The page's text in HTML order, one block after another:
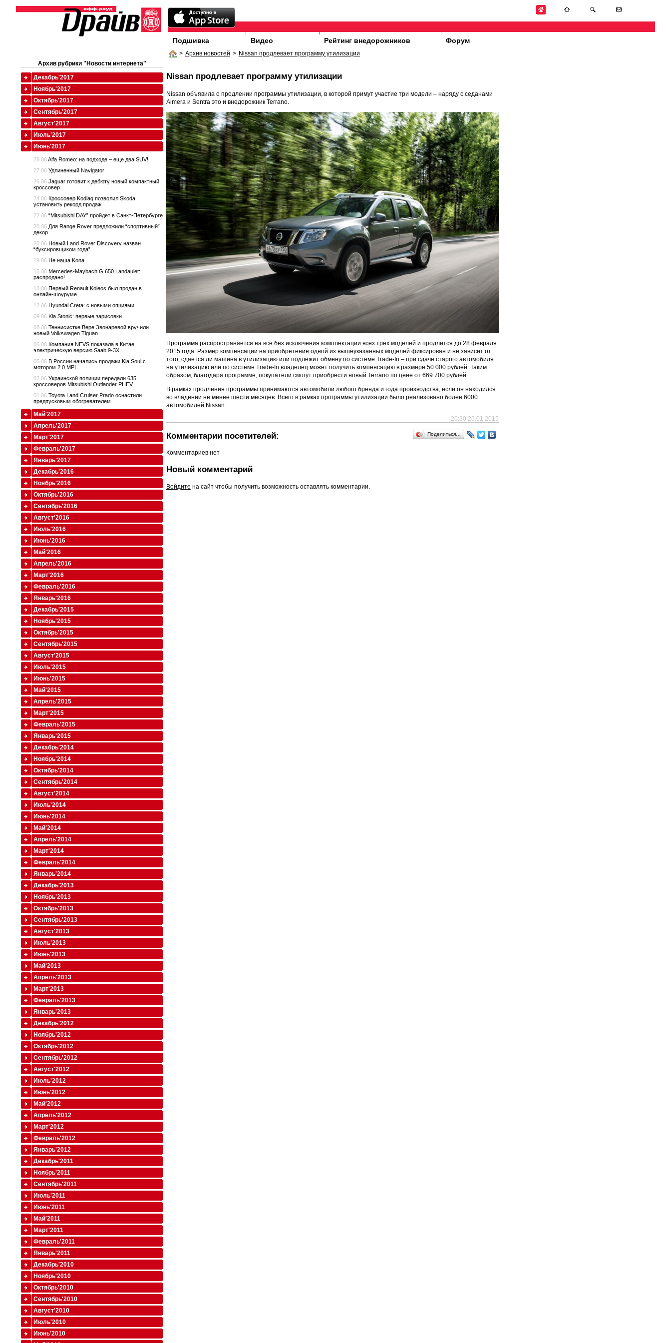
Подшивка Видео Рейтинг внедорожников Форум
> Архив новостей > Nissan продлевает программу утилизации
Nissan продлевает программу утилизации
Nissan объявила о продлении программы утилизации, в которой примут участие три модели – наряду с седанами
Almera и Sentra это и внедорожник Terrano.
Программа распространяется на все без исключения комплектации всех трех моделей и продлится до 28 февраля
2015 года. Размер компенсации на приобретение одной из вышеуказанных моделей фиксирован и не зависит от
того, сдается ли машина в утилизацию или подлежит обмену по системе Trade-In – при сдаче старого автомобиля
на утилизацию или по системе Trade-In владелец может получить компенсацию в размере 50.000 рублей. Таким
образом, благодаря программе, покупатели смогут приобрести новый Terrano по цене от 669.700 рублей.
В рамках продления программы принимаются автомобили любого бренда и года производства, если он находился
во владении не менее шести месяцев. Всего в рамках программы утилизации было реализовано более 6000
автомобилей Nissan.
20:30 26.01.2015
Поделиться…
Комментарии посетителей:
Комментариев нет
Новый комментарий
Войдите на сайт чтобы получить возможность оставлять комментарии.
Архив рубрики "Новости интернета"
Декабрь'2017
Ноябрь'2017
Октябрь'2017
Сентябрь'2017
Август'2017
Июль'2017
Июнь'2017
28.06Alfa Romeo: на подходе – еще два SUV!
27.06 Удлиненный Navigator
26.06 Jaguar готовит к дебюту новый компактный
кроссовер
24.06 Кроссовер Kodiaq позволил Skoda
установить рекорд продаж
22.06 “Mitsubishi DAY” пройдет в Санкт-Петербурге
20.06 Для Range Rover предложили “спортивный”
декор
20.06 Новый Land Rover Discovery назван
“буксировщиком года”
19.06 Не наша Kona
15.06 Mercedes-Maybach G 650 Landaulet:
распродано!
13.06 Первый Renault Koleos был продан в
онлайн-шоуруме
12.06 Hyundai Creta: с новыми опциями
09.06 Kia Stonic: первые зарисовки
08.06 Теннисистке Вере Звонаревой вручили
новый Volkswagen Tiguan
06.06 Компания NEVS показала в Китае
электрическую версию Saab 9-3X
05.06 В России начались продажи Kia Soul с
мотором 2.0 MPI
02.06 Украинской полиции передали 635
кроссоверов Mitsubishi Outlander PHEV
01.06 Toyota Land Cruiser Prado оснастили
предпусковым обогревателем
Май'2017
Апрель'2017
Март'2017
Февраль'2017
Январь'2017
Декабрь'2016
Ноябрь'2016
Октябрь'2016
Сентябрь'2016
Август'2016
Июль'2016
Июнь'2016
Май'2016
Апрель'2016
Март'2016
Февраль'2016
Январь'2016
Декабрь'2015
Ноябрь'2015
Октябрь'2015
Сентябрь'2015
Август'2015
Июль'2015
Июнь'2015
Май'2015
Апрель'2015
Март'2015
Февраль'2015
Январь'2015
Декабрь'2014
Ноябрь'2014
Октябрь'2014
Сентябрь'2014
Август'2014
Июль'2014
Июнь'2014
Май'2014
Апрель'2014
Март'2014
Февраль'2014
Январь'2014
Декабрь'2013
Ноябрь'2013
Октябрь'2013
Сентябрь'2013
Август'2013
Июль'2013
Июнь'2013
Май'2013
Апрель'2013
Март'2013
Февраль'2013
Январь'2013
Декабрь'2012
Ноябрь'2012
Октябрь'2012
Сентябрь'2012
Август'2012
Июль'2012
Июнь'2012
Май'2012
Апрель'2012
Март'2012
Февраль'2012
Январь'2012
Декабрь'2011
Ноябрь'2011
Сентябрь'2011
Июль'2011
Июнь'2011
Май'2011
Март'2011
Февраль'2011
Январь'2011
Декабрь'2010
Ноябрь'2010
Октябрь'2010
Сентябрь'2010
Август'2010
Июль'2010
Июнь'2010